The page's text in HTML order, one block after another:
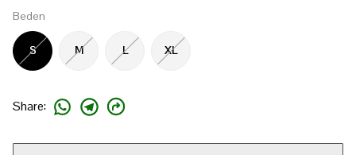
Beden
S M L XL
Share: